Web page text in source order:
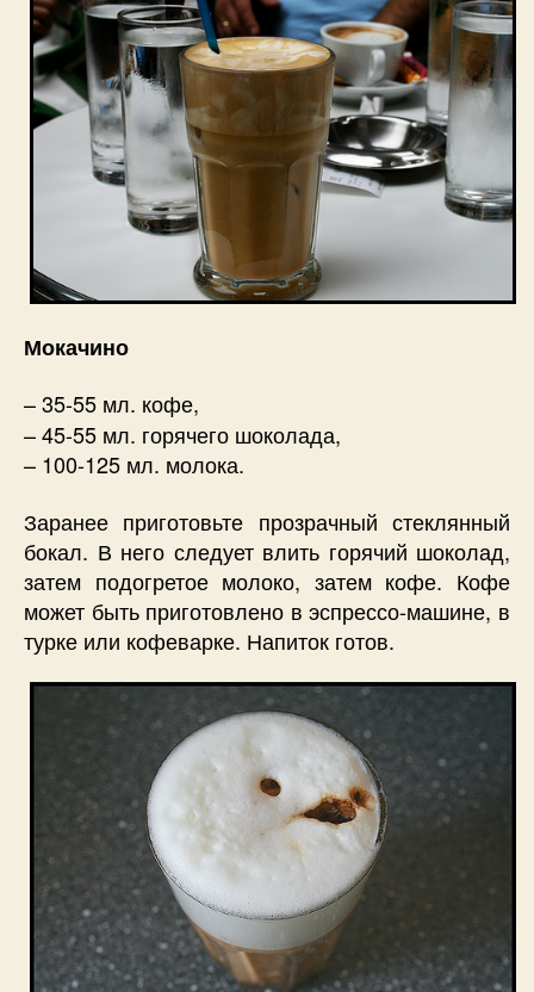
Мокачино
– 35-55 мл. кофе,
– 45-55 мл. горячего шоколада,
– 100-125 мл. молока.
Заранее приготовьте прозрачный стеклянный
бокал. В него следует влить горячий шоколад,
затем подогретое молоко, затем кофе. Кофе
может быть приготовлено в эспрессо-машине, в
турке или кофеварке. Напиток готов.